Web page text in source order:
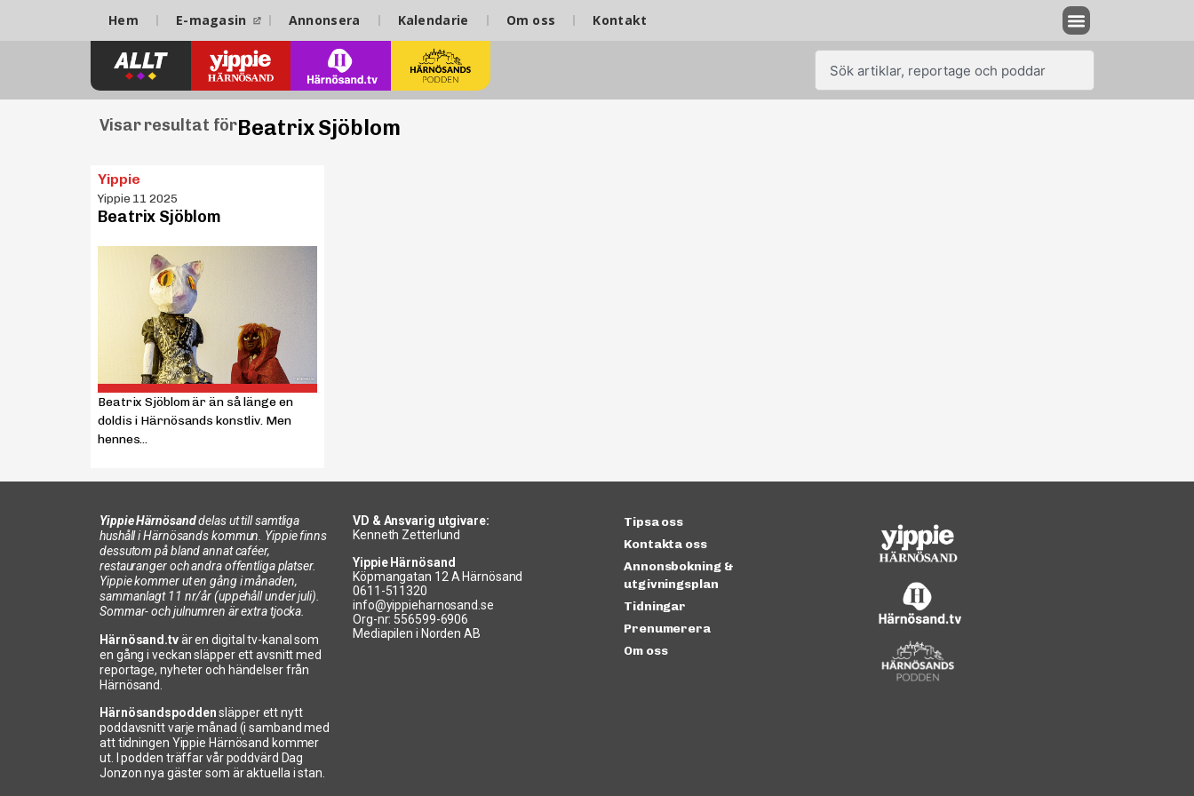
Hem E-magasin Annonsera Kalendarie Om oss Kontakt
Visar resultat förBeatrix Sjöblom
Yippie
Yippie 11 2025
Beatrix Sjöblom
Beatrix Sjöblom är än så länge en
doldis i Härnösands konstliv. Men
hennes...
Yippie Härnösanddelas ut till samtliga
hushåll i Härnösands kommun. Yippie finns
dessutom på bland annat caféer,
restauranger och andra offentliga platser.
Yippie kommer ut en gång i månaden,
sammanlagt 11 nr/år (uppehåll under juli).
Sommar- och julnumren är extra tjocka.
Härnösand.tvär en digital tv-kanal som
en gång i veckan släpper ett avsnitt med
reportage, nyheter och händelser från
Härnösand.
Härnösandspoddensläpper ett nytt
poddavsnitt varje månad (i samband med
att tidningen Yippie Härnösand kommer
ut. I podden träffar vår poddvärd Dag
Jonzon nya gäster som är aktuella i stan.
VD & Ansvarig utgivare:
Kenneth Zetterlund
Yippie Härnösand
Köpmangatan 12 A Härnösand
0611-511320
info@yippieharnosand.se
Org-nr: 556599-6906
Mediapilen i Norden AB
Tipsa oss
Kontakta oss
Annonsbokning &
utgivningsplan
Tidningar
Prenumerera
Om oss